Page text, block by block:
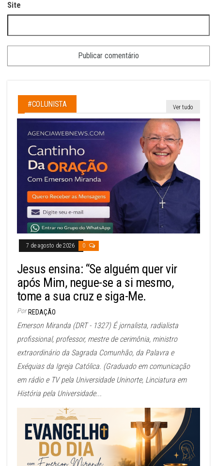
Site
#COLUNISTA Ver tudo
7 de agosto de 2026 0
Jesus ensina: “Se alguém quer vir
após Mim, negue-se a si mesmo,
tome a sua cruz e siga-Me.
Por REDAÇÃO
Emerson Miranda (DRT - 1327) É jornalista, radialista
profissional, professor, mestre de cerimônia, ministro
extraordinário da Sagrada Comunhão, da Palavra e
Exéquias da Igreja Católica. (Graduado em comunicação
em rádio e TV pela Universidade Uninorte, Linciatura em
História pela Universidade...